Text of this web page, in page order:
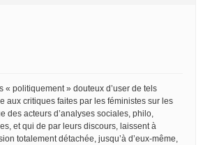
« politiquement » douteux d’user de tels
aux critiques faites par les féministes sur les
des acteurs d’analyses sociales, philo,
et qui de par leurs discours, laissent à
totalement détachée, jusqu’à d’eux-même,